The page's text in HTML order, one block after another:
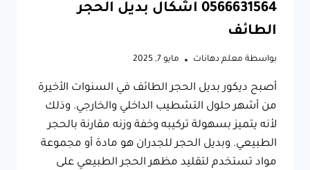
0566631564 اشكال بديل الحجر
الطائف
بواسطة معلم دهانات مايو 7, 2025
أصبح ديكور بديل الحجر الطائف في السنوات الأخيرة
من أشهر حلول التشطيب الداخلي والخارجي. وذلك
لأنه يتميز بسهولة تركيبه وخفة وزنه مقارنة بالحجر
الطبيعي. وبديل الحجر للجدران هو مادة أو مجموعة
مواد تستخدم لتقليد مظهر الحجر الطبيعي على